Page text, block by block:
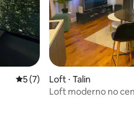
5 de uma avaliação média de
5 (7)
Loft ⋅ Talin
Loft moderno no